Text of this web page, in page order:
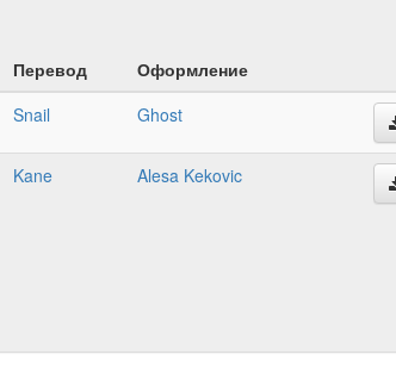
Перевод
Оформление
Snail Ghost
Kane Alesa Kekovic